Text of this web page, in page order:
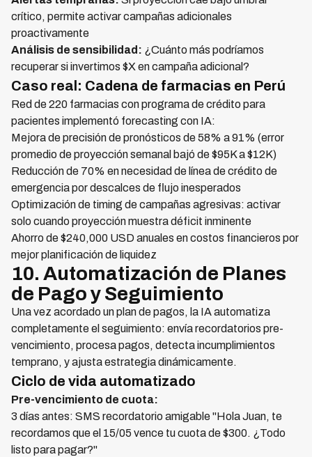
crítico, permite activar campañas adicionales
proactivamente
Análisis de sensibilidad: ¿Cuánto más podríamos
recuperar si invertimos $X en campaña adicional?
Caso real: Cadena de farmacias en Perú
Red de 220 farmacias con programa de crédito para
pacientes implementó forecasting con IA:
Mejora de precisión de pronósticos de 58% a 91% (error
promedio de proyección semanal bajó de $95K a $12K)
Reducción de 70% en necesidad de línea de crédito de
emergencia por descalces de flujo inesperados
Optimización de timing de campañas agresivas: activar
solo cuando proyección muestra déficit inminente
Ahorro de $240,000 USD anuales en costos financieros por
mejor planificación de liquidez
10. Automatización de Planes
de Pago y Seguimiento
Una vez acordado un plan de pagos, la IA automatiza
completamente el seguimiento: envía recordatorios pre-
vencimiento, procesa pagos, detecta incumplimientos
temprano, y ajusta estrategia dinámicamente.
Ciclo de vida automatizado
Pre-vencimiento de cuota:
3 días antes: SMS recordatorio amigable "Hola Juan, te
recordamos que el 15/05 vence tu cuota de $300. ¿Todo
listo para pagar?"